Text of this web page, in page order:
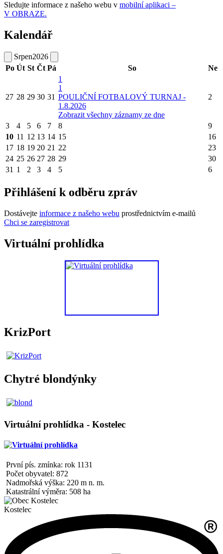
Sledujte informace z našeho webu v mobilní aplikaci –
V OBRAZE.
Kalendář
Srpen2026
Po Út St Čt Pá So Ne
27 28 29 30 31
1
1
POULIČNÍ FOTBALOVÝ TURNAJ -
1.8.2026
Zobrazit všechny záznamy ze dne
2
3 4 5 6 7 8
9
10 11 12 13 14 15
16
17 18 19 20 21 22
23
24 25 26 27 28 29
30
31 1 2 3 4 5 6
Přihlášení k odběru zpráv
Dostávejte informace z našeho webu prostřednictvím e-mailů
Chci se zaregistrovat
Virtuální prohlídka
KrizPort
Chytré blondýnky
Virtuální prohlídka - Kostelec
První pís. zmínka: rok 1131
Počet obyvatel: 872
Nadmořská výška: 220 m n. m.
Katastrální výměra: 508 ha
Kostelec